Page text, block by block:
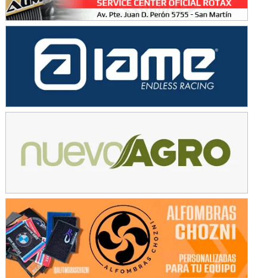
KDO - F6
Trenque Lauquen (Buenos Aires)
ENTRERRIANO - F6 (POSTERGADA)
Parque de la Velocidad (Asfalto)
Villaguay (Entre Ríos)
VICTORIENSE - F7
PATAGONICO - F6
Moto Club Reginense (Tierra)
Juventud Unida (Tierra)
Humboldt (Santa Fe)
NORESTE SANTAFESINO - F6
Ciudad de Avellaneda (Asfalto)
Avellaneda (Santa Fe)